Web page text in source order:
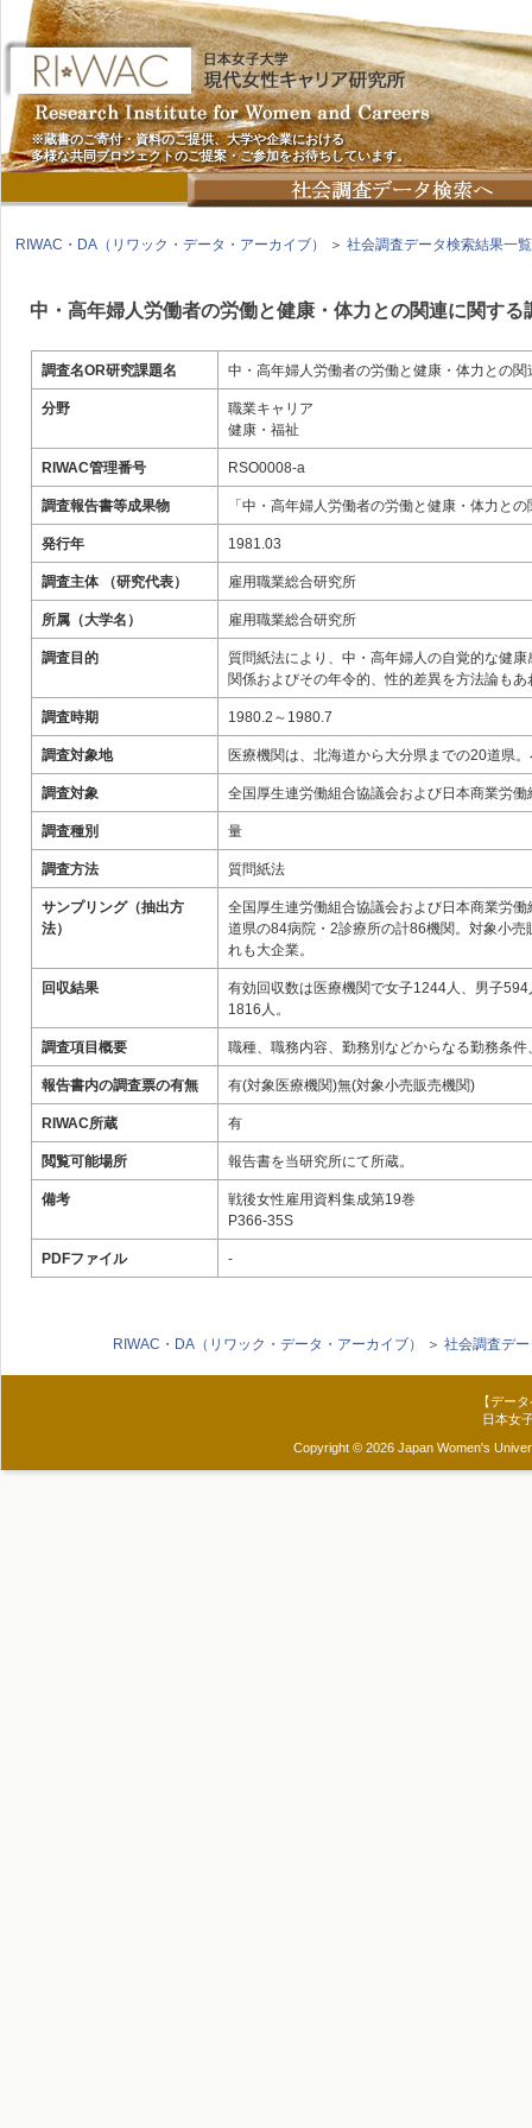
※蔵書のご寄付・資料のご提供、大学や企業における
多様な共同プロジェクトのご提案・ご参加をお待ちしています。
RIWAC・DA（リワック・データ・アーカイブ） ＞ 社会調査データ検索結果一覧
中・高年婦人労働者の労働と健康・体力との関連に関する
調査名OR研究課題名 中・高年婦人労働者の労働と健康・体力との
分野
職業キャリア
健康・福祉
RIWAC管理番号 RSO0008-a
調査報告書等成果物 「中・高年婦人労働者の労働と健康・体力
発行年 1981.03
調査主体 （研究代表） 雇用職業総合研究所
所属（大学名） 雇用職業総合研究所
調査目的
質問紙法により、中・高年婦人の自覚的な健
関係およびその年令的、性的差異を方法論も
調査時期 1980.2～1980.7
調査対象地 医療機関は、北海道から大分県までの20道県
調査対象 全国厚生連労働組合協議会および日本商業労
調査種別 量
調査方法 質問紙法
サンプリング（抽出方
法）
全国厚生連労働組合協議会および日本商業労
道県の84病院・2診療所の計86機関。対象小
れも大企業。
回収結果
有効回収数は医療機関で女子1244人、男子
1816人。
調査項目概要 職種、職務内容、勤務別などからなる勤務条
報告書内の調査票の有無 有(対象医療機関)無(対象小売販売機関)
RIWAC所蔵 有
閲覧可能場所 報告書を当研究所にて所蔵。
備考
戦後女性雇用資料集成第19巻
P366-35S
PDFファイル -
RIWAC・DA（リワック・データ・アーカイブ） ＞ 社会調査デ
【デー
日本女
Copyright © 2026 Japan Women's